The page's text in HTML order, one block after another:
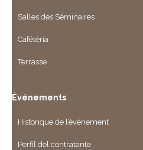
Salles des Séminaires
Cafétéria
Terrasse
Événements
Historique de l’événement
Perfil del contratante